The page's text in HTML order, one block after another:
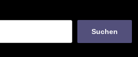
Suchen